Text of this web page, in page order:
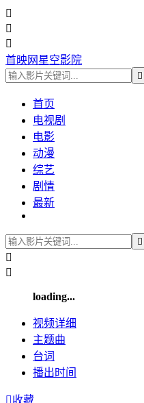



首映网星空影院

首页
电视剧
电影
动漫
综艺
剧情
最新



loading...
视频详细
主题曲
台词
播出时间
收藏